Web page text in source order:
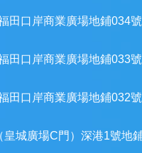
田口岸商業廣場地鋪034
田口岸商業廣場地鋪033
田口岸商業廣場地鋪032
城廣場C門）深港1號地